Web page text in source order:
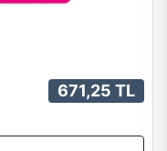
671,25 TL